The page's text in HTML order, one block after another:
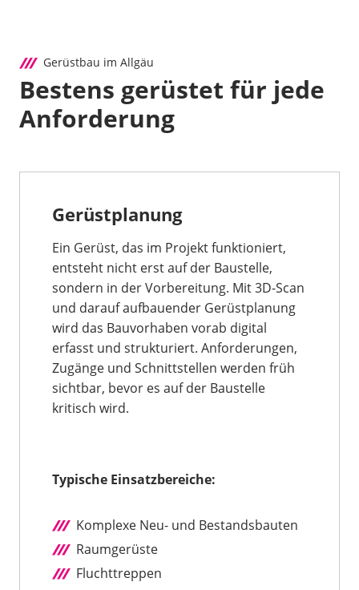
Gerüstbau im Allgäu
Bestens gerüstet für jede
Anforderung
Gerüstplanung
Ein Gerüst, das im Projekt funktioniert,
entsteht nicht erst auf der Baustelle,
sondern in der Vorbereitung. Mit 3D-Scan
und darauf aufbauender Gerüstplanung
wird das Bauvorhaben vorab digital
erfasst und strukturiert. Anforderungen,
Zugänge und Schnittstellen werden früh
sichtbar, bevor es auf der Baustelle
kritisch wird.
Typische Einsatzbereiche:
Komplexe Neu- und Bestandsbauten
Raumgerüste
Fluchttreppen